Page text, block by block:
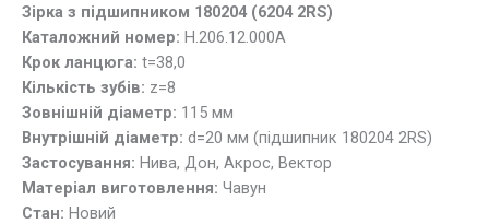
t=38.0)
елеватора
НИВА
кількість
Зірка з підшипником 180204 (6204 2RS)
Каталожний номер: H.206.12.000А
Крок ланцюга: t=38,0
Кількість зубів: z=8
Зовнішній діаметр: 115 мм
Внутрішній діаметр: d=20 мм (підшипник 180204 2RS)
Застосування: Нива, Дон, Акрос, Вектор
Матеріал виготовлення: Чавун
Стан: Новий